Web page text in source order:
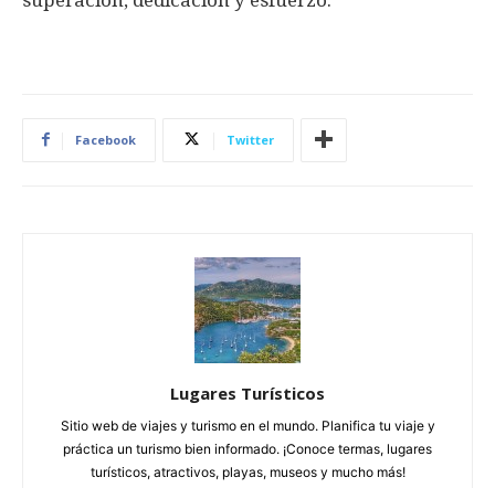
Facebook Twitter
Lugares Turísticos
Sitio web de viajes y turismo en el mundo. Planifica tu viaje y
práctica un turismo bien informado. ¡Conoce termas, lugares
turísticos, atractivos, playas, museos y mucho más!